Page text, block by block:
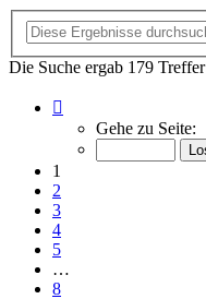
Die Suche ergab 179 Treffer
von
Gehe zu Seite:
1
2
3
4
5
…
8